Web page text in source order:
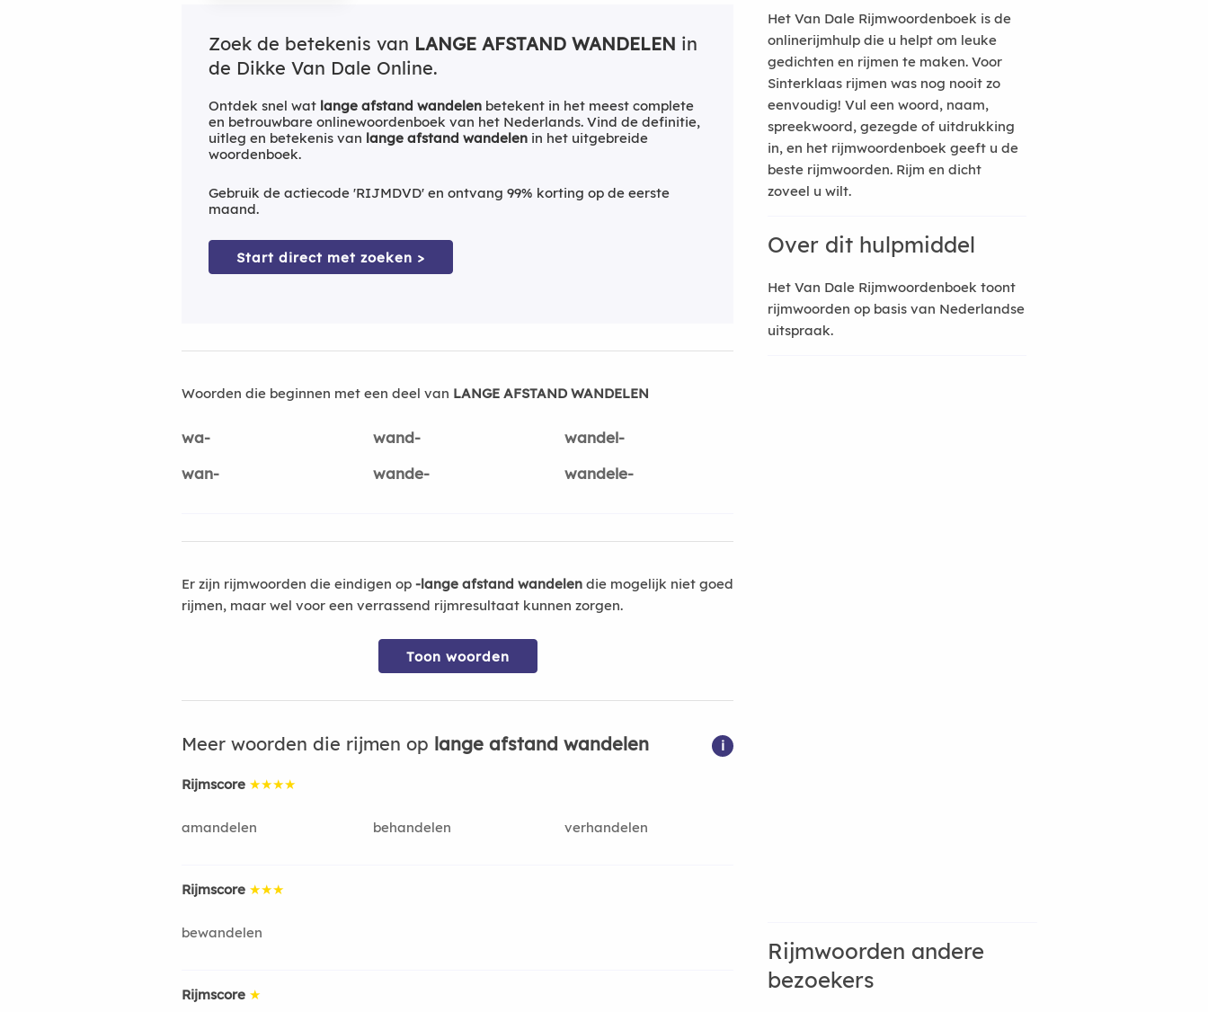
Zoek de betekenis van LANGE AFSTAND WANDELEN in
de Dikke Van Dale Online.
Ontdek snel wat lange afstand wandelen betekent in het meest complete
en betrouwbare onlinewoordenboek van het Nederlands. Vind de definitie,
uitleg en betekenis van lange afstand wandelen in het uitgebreide
woordenboek.
Gebruik de actiecode 'RIJMDVD' en ontvang 99% korting op de eerste
maand.
Start direct met zoeken >
Woorden die beginnen met een deel van LANGE AFSTAND WANDELEN
wa- wand-
wandel-
wan-
wande- wandele-
Er zijn rijmwoorden die eindigen op -lange afstand wandelen die mogelijk niet goed
rijmen, maar wel voor een verrassend rijmresultaat kunnen zorgen.
Toon woorden
Meer woorden die rijmen op lange afstand wandelen i
Rijmscore ★★★★
amandelen behandelen verhandelen
Rijmscore ★★★
bewandelen
Rijmscore ★
Het Van Dale Rijmwoordenboek is de
onlinerijmhulp die u helpt om leuke
gedichten en rijmen te maken. Voor
Sinterklaas rijmen was nog nooit zo
eenvoudig! Vul een woord, naam,
spreekwoord, gezegde of uitdrukking
in, en het rijmwoordenboek geeft u de
beste rijmwoorden. Rijm en dicht
zoveel u wilt.
Over dit hulpmiddel
Het Van Dale Rijmwoordenboek toont
rijmwoorden op basis van Nederlandse
uitspraak.
Rijmwoorden andere
bezoekers